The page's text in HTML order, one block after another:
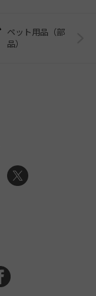
ペット用品（部
品）